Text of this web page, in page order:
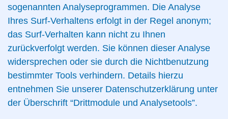
sogenannten Analyseprogrammen. Die Analyse
Ihres Surf-Verhaltens erfolgt in der Regel anonym;
das Surf-Verhalten kann nicht zu Ihnen
zurückverfolgt werden. Sie können dieser Analyse
widersprechen oder sie durch die Nichtbenutzung
bestimmter Tools verhindern. Details hierzu
entnehmen Sie unserer Datenschutzerklärung unter
der Überschrift “Drittmodule und Analysetools”.